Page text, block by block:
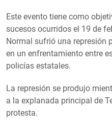
Este evento tiene como
sucesos ocurridos el 19 de
Normal sufrió una represión
en un enfrentamiento entre
policías estatales.
La represión se produjo
a la explanada principal de
protesta.